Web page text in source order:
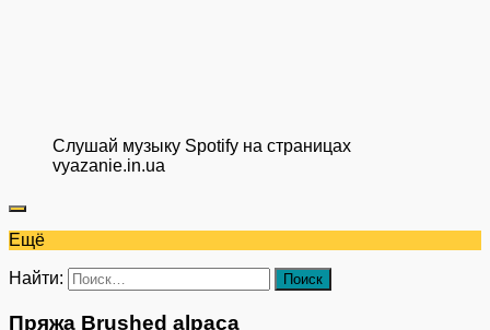
Слушай музыку Spotify на страницах
vyazanie.in.ua
Ещё
Найти:
Пряжа Brushed alpaca